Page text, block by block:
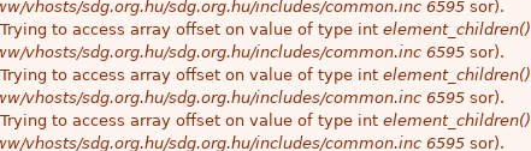
vhosts/sdg.org.hu/sdg.org.hu/includes/common.inc 6595 sor).
to access array offset on value of type int element_children()
vhosts/sdg.org.hu/sdg.org.hu/includes/common.inc 6595 sor).
to access array offset on value of type int element_children()
vhosts/sdg.org.hu/sdg.org.hu/includes/common.inc 6595 sor).
to access array offset on value of type int element_children()
vhosts/sdg.org.hu/sdg.org.hu/includes/common.inc 6595 sor).